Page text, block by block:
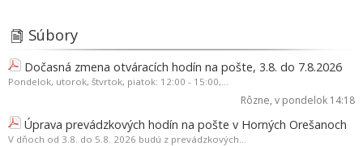
Súbory
Dočasná zmena otváracích hodín na pošte, 3.8. do 7.8.2026
Pondelok, utorok, štvrtok, piatok: 12:00 - 15:00,...
Rôzne, v pondelok 14:18
Úprava prevádzkových hodín na pošte v Horných Orešanoch
V dňoch od 3.8. do 5.8. 2026 budú z prevádzkových...